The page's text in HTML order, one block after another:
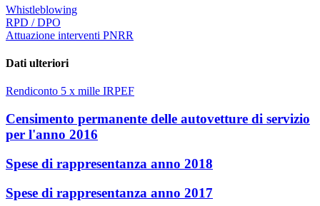
Whistleblowing
RPD / DPO
Attuazione interventi PNRR
Dati ulteriori
Rendiconto 5 x mille IRPEF
Censimento permanente delle autovetture di servizio
per l'anno 2016
Spese di rappresentanza anno 2018
Spese di rappresentanza anno 2017